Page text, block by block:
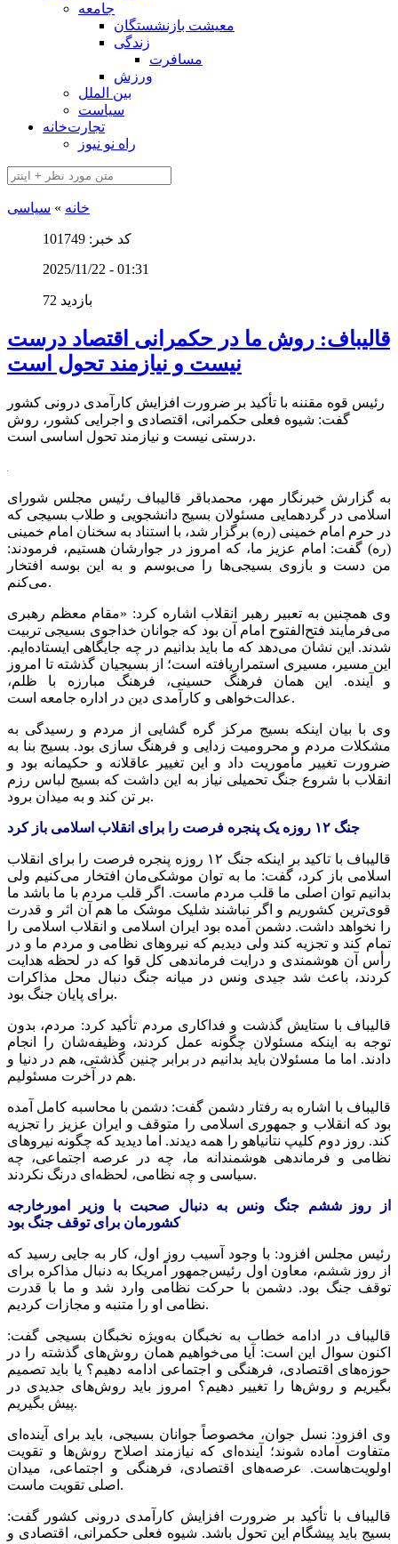
جامعه
معیشت بازنشستگان
زندگی
مسافرت
ورزش
بین الملل
سیاست
تجارت‌خانه
راه نو نیوز
خانه » سیاسی
کد خبر: 101749
2025/11/22 - 01:31
72 بازدید
قالیباف: روش ما در حکمرانی اقتصاد درست
نیست و نیازمند تحول است
رئیس قوه مقننه با تأکید بر ضرورت افزایش کارآمدی درونی کشور
گفت: شیوه فعلی حکمرانی، اقتصادی و اجرایی کشور، روش
درستی نیست و نیازمند تحول اساسی است.
به گزارش خبرنگار مهر، محمدباقر قالیباف رئیس مجلس شورای
اسلامی در گردهمایی مسئولان بسیج دانشجویی و طلاب بسیجی که
در حرم امام خمینی (ره) برگزار شد، با استناد به سخنان امام خمینی
(ره) گفت: امام عزیز ما، که امروز در جوارشان هستیم، فرمودند:
من دست و بازوی بسیجی‌ها را می‌بوسم و به این بوسه افتخار
می‌کنم.
وی همچنین به تعبیر رهبر انقلاب اشاره کرد: «مقام معظم رهبری
می‌فرمایند فتح‌الفتوح امام آن بود که جوانان خداجوی بسیجی تربیت
شدند. این نشان می‌دهد که ما باید بدانیم در چه جایگاهی ایستاده‌ایم.
این مسیر، مسیری
استمراریافته است؛ از بسیجیان گذشته تا امروز
و آینده. این همان فرهنگ حسینی، فرهنگ مبارزه با ظلم،
عدالت‌خواهی و کارآمدی دین در اداره جامعه است.
وی با بیان اینکه بسیج مرکز گره گشایی از مردم و رسیدگی به
مشکلات مردم و محرومیت زدایی و فرهنگ سازی بود. بسیج بنا به
ضرورت تغییر مأموریت داد و این تغییر عاقلانه و حکیمانه بود و
انقلاب با شروع جنگ تحمیلی نیاز به این داشت که بسیج لباس رزم
بر تن کند و به میدان برود.
جنگ ۱۲ روزه یک پنجره فرصت را برای انقلاب اسلامی باز کرد
قالیباف با تاکید بر اینکه جنگ ۱۲ روزه پنجره فرصت را برای انقلاب
اسلامی باز کرد، گفت: ما به توان موشکی‌مان افتخار می‌کنیم ولی
بدانیم توان اصلی ما قلب مردم ماست. اگر قلب مردم با ما باشد ما
قوی‌ترین کشوریم و اگر نباشند شلیک موشک ما هم آن اثر و قدرت
را نخواهد داشت. دشمن آمده بود ایران اسلامی و انقلاب اسلامی را
تمام کند و تجزیه کند ولی دیدیم که نیروهای نظامی و مردم ما و در
رأس آن هوشمندی و درایت فرماندهی کل قوا که در لحظه هدایت
کردند، باعث شد جیدی ونس در میانه جنگ دنبال محل مذاکرات
برای پایان جنگ بود.
قالیباف با ستایش گذشت و فداکاری مردم تأکید کرد: مردم، بدون
توجه به اینکه مسئولان چگونه عمل کردند، وظیفه‌شان را انجام
دادند. اما ما مسئولان باید بدانیم در برابر چنین گذشتی، هم در دنیا و
هم در آخرت مسئولیم.
قالیباف با اشاره به رفتار دشمن گفت: دشمن با محاسبه کامل آمده
بود که انقلاب و جمهوری اسلامی را متوقف و ایران عزیز را تجزیه
کند. روز دوم کلیپ نتانیاهو را همه دیدند. اما دیدید که چگونه نیروهای
نظامی و فرماندهی هوشمندانه ما، چه در عرصه اجتماعی، چه
سیاسی و چه نظامی، لحظه‌ای درنگ نکردند.
از روز ششم جنگ ونس به دنبال صحبت با وزیر امورخارجه
کشورمان برای توقف جنگ بود
رئیس مجلس افزود: با وجود آسیب روز اول، کار به جایی رسید که
از روز ششم، معاون اول رئیس‌جمهور آمریکا به دنبال مذاکره برای
توقف جنگ بود. دشمن با حرکت نظامی وارد شد و ما با قدرت
نظامی او را متنبه و مجازات کردیم.
قالیباف در ادامه خطاب به نخبگان به‌ویژه نخبگان بسیجی گفت:
اکنون سوال این است: آیا می‌خواهیم همان روش‌های گذشته را در
حوزه‌های اقتصادی، فرهنگی و اجتماعی ادامه دهیم؟ یا باید تصمیم
بگیریم و روش‌ها را تغییر دهیم؟ امروز باید روش‌های جدیدی در
پیش بگیریم.
وی افزود: نسل جوان، مخصوصاً جوانان بسیجی، باید برای آینده‌ای
متفاوت آماده شوند؛ آینده‌ای که نیازمند اصلاح روش‌ها و تقویت
اولویت‌هاست. عرصه‌های اقتصادی، فرهنگی و اجتماعی، میدان
اصلی تقویت ماست.
قالیباف با تأکید بر ضرورت افزایش کارآمدی درونی کشور گفت:
بسیج باید پیشگام این تحول باشد. شیوه فعلی حکمرانی، اقتصادی و